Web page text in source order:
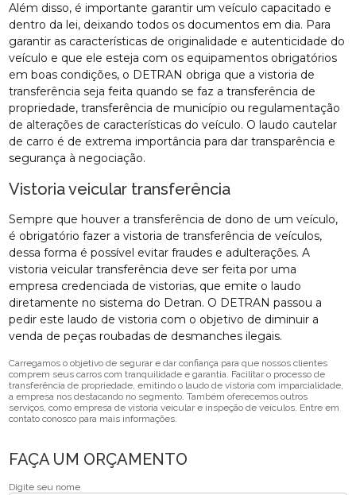
Além disso, é importante garantir um veículo capacitado e
dentro da lei, deixando todos os documentos em dia. Para
garantir as características de originalidade e autenticidade do
veículo e que ele esteja com os equipamentos obrigatórios
em boas condições, o DETRAN obriga que a vistoria de
transferência seja feita quando se faz a transferência de
propriedade, transferência de município ou regulamentação
de alterações de características do veículo. O laudo cautelar
de carro é de extrema importância para dar transparência e
segurança à negociação.
Vistoria veicular transferência
Sempre que houver a transferência de dono de um veículo,
é obrigatório fazer a vistoria de transferência de veículos,
dessa forma é possível evitar fraudes e adulterações. A
vistoria veicular transferência deve ser feita por uma
empresa credenciada de vistorias, que emite o laudo
diretamente no sistema do Detran. O DETRAN passou a
pedir este laudo de vistoria com o objetivo de diminuir a
venda de peças roubadas de desmanches ilegais.
Carregamos o objetivo de segurar e dar confiança para que nossos clientes
comprem seus carros com tranquilidade e garantia. Facilitar o processo de
transferência de propriedade, emitindo o laudo de vistoria com imparcialidade,
a empresa nos destacando no segmento. Também oferecemos outros
serviços, como empresa de vistoria veicular e inspeção de veículos. Entre em
contato conosco para mais informações.
FAÇA UM ORÇAMENTO
Digite seu nome